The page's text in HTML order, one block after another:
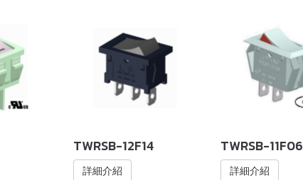
TWRSB-12F14
詳細介紹
TWRSB-11F06
詳細介紹